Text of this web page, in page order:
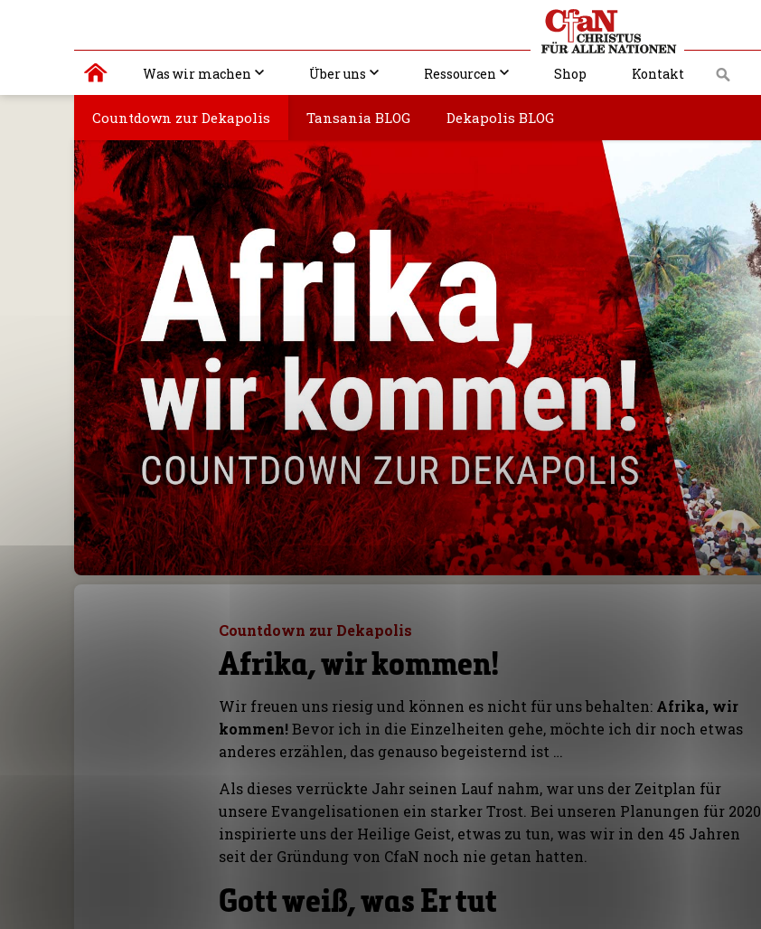
Was wir machen Über uns Ressourcen Shop Kontakt
Countdown zur Dekapolis Tansania BLOG Dekapolis BLOG
Countdown zur Dekapolis
Afrika, wir kommen!
Wir freuen uns riesig und können es nicht für uns behalten: Afrika, wir
kommen!Bevor ich in die Einzelheiten gehe, möchte ich dir noch etwas
anderes erzählen, das genauso begeisternd ist …
Als dieses verrückte Jahr seinen Lauf nahm, war uns der Zeitplan für
unsere Evangelisationen ein starker Trost. Bei unseren Planungen für 2020
inspirierte uns der Heilige Geist, etwas zu tun, was wir in den 45 Jahren
seit der Gründung von CfaN noch nie getan hatten.
Gott weiß, was Er tut